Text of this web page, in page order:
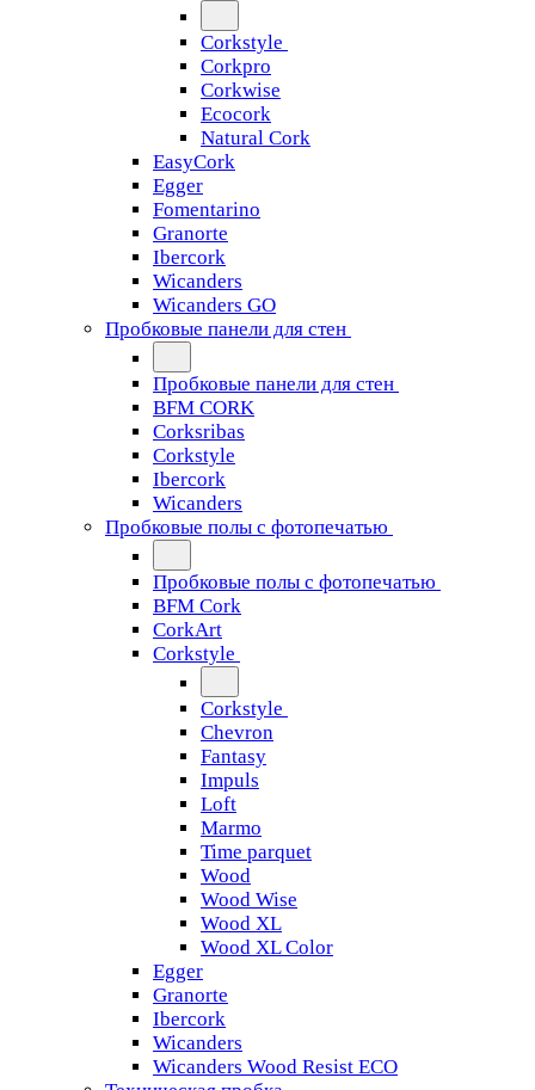
Corkstyle
Corkpro
Corkwise
Ecocork
Natural Cork
EasyCork
Egger
Fomentarino
Granorte
Ibercork
Wicanders
Wicanders GO
Пробковые панели для стен
Пробковые панели для стен
BFM CORK
Corksribas
Corkstyle
Ibercork
Wicanders
Пробковые полы с фотопечатью
Пробковые полы с фотопечатью
BFM Cork
CorkArt
Corkstyle
Corkstyle
Chevron
Fantasy
Impuls
Loft
Marmo
Time parquet
Wood
Wood Wise
Wood XL
Wood XL Color
Egger
Granorte
Ibercork
Wicanders
Wicanders Wood Resist ECO